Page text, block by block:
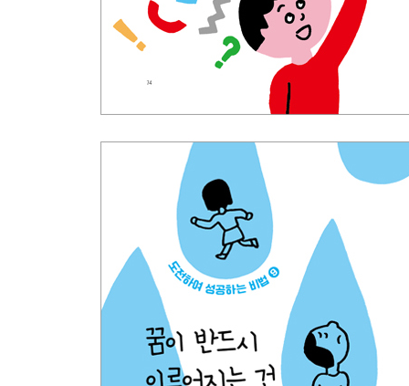
9 학교 밖에서도 배울 수 있어요 120
10 어른이라니, 제법 멋져요! 122
마지막으로 124